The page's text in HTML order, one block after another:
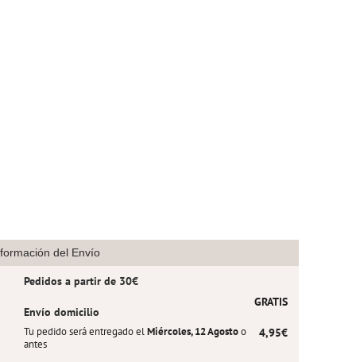
del Envío
Pedidos a partir de 30€
GRATIS
Envío domicilio
4,95€
Tu pedido será entregado elMiércoles, 12 Agostoo
antes